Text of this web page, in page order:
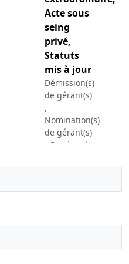
Acte sous
seing
privé,
Statuts
mis à jour
Démission(s)
de gérant(s)
,
Nomination(s)
de gérant(s)
, Cession de
02-
seing
Cession de
Martine